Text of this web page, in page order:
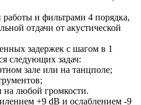
и фильтрами 4 порядка,
отдачи от акустической
задержек с шагом в 1
следующих задач:
зале или на танцполе;
любой громкости.
+9 dB и ослаблением -9